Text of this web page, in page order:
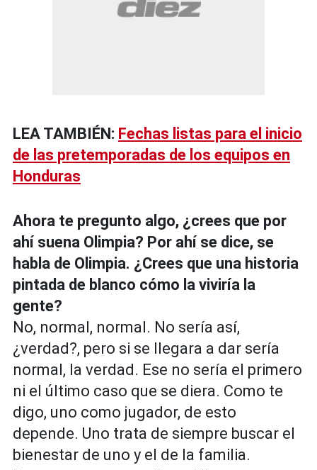
LEA TAMBIÉN: Fechas listas para el inicio
de las pretemporadas de los equipos en
Honduras
Ahora te pregunto algo, ¿crees que por
ahí suena Olimpia? Por ahí se dice, se
habla de Olimpia. ¿Crees que una historia
pintada de blanco cómo la viviría la
gente?
No, normal, normal. No sería así,
¿verdad?, pero si se llegara a dar sería
normal, la verdad. Ese no sería el primero
ni el último caso que se diera. Como te
digo, uno como jugador, de esto
depende. Uno trata de siempre buscar el
bienestar de uno y el de la familia.